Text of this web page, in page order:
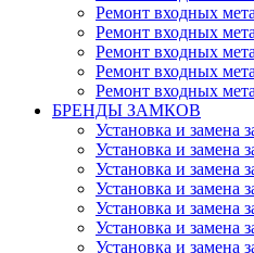
Ремонт входных
Ремонт входных
Ремонт входных
Ремонт входных
Ремонт входных
БРЕНДЫ ЗАМКОВ
Установка и замена
Установка и замена
Установка и замена
Установка и замена
Установка и замена
Установка и замена
Установка и замена